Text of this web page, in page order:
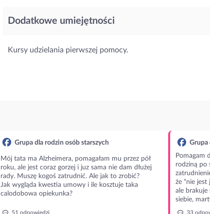
Dodatkowe umiejętności
Kursy udzielania pierwszej pomocy.
Grupa dla rodzin osób starszych
Mój tata ma Alzheimera, pomagałam mu przez pół
roku, ale jest coraz gorzej i juz sama nie dam dłużej
rady. Muszę kogoś zatrudnić. Ale jak to zrobić?
Jak wygląda kwestia umowy i ile kosztuje taka
calodobowa opiekunka?
51 odpowiedzi
Grupa
Pomagam
rodziną po
że “nie jest
ale brakuje
siebie,
33